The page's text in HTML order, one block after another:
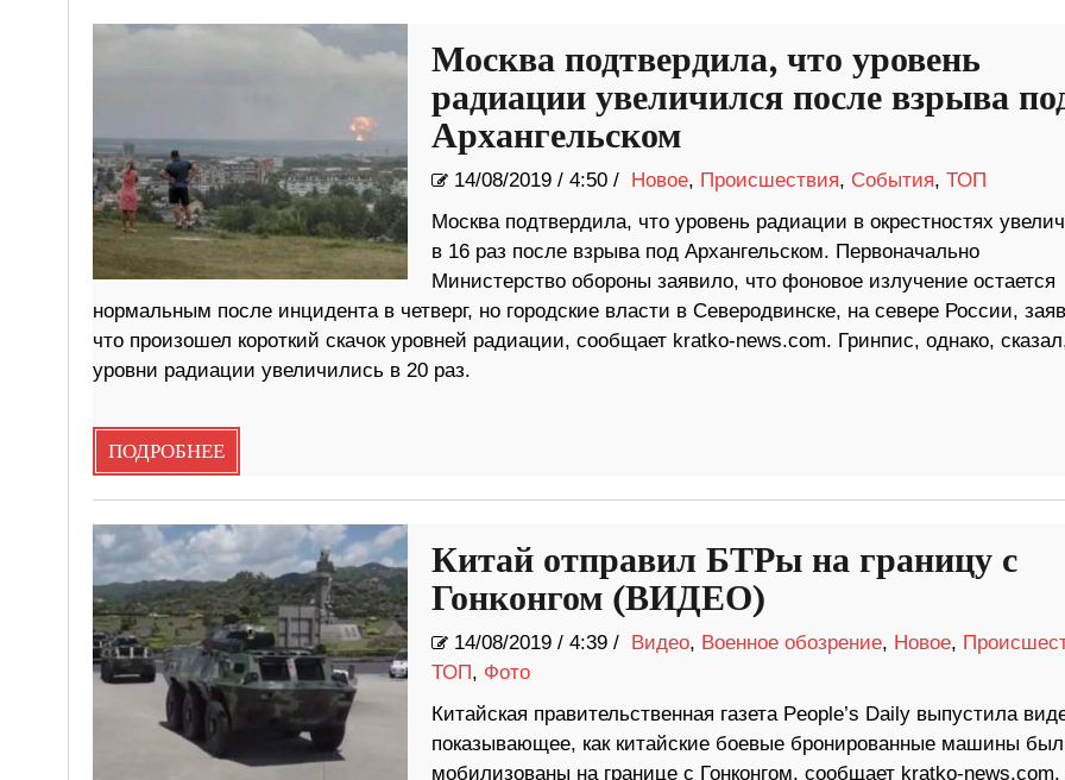
Москва подтвердила, что уровень
радиации увеличился после взрыва
Архангельском
14/08/2019/ 4:50 / Новое, Происшествия, События, ТОП
Москва подтвердила, что уровень радиации в окрестностях
в 16 раз после взрыва под Архангельском. Первоначально
Министерство обороны заявило, что фоновое излучение остается
нормальным после инцидента в четверг, но городские власти в Северодвинске, на севере России,
что произошел короткий скачок уровней радиации, сообщает kratko-news.com. Гринпис, однако,
уровни радиации увеличились в 20 раз.
ПОДРОБНЕЕ
Китай отправил БТРы на границу с
Гонконгом (ВИДЕО)
14/08/2019/ 4:39 / Видео, Военное обозрение, Новое,
ТОП, Фото
Китайская правительственная газета People’s Daily выпустила
показывающее, как китайские боевые бронированные машины
мобилизованы на границе с Гонконгом, сообщает kratko-news.com.